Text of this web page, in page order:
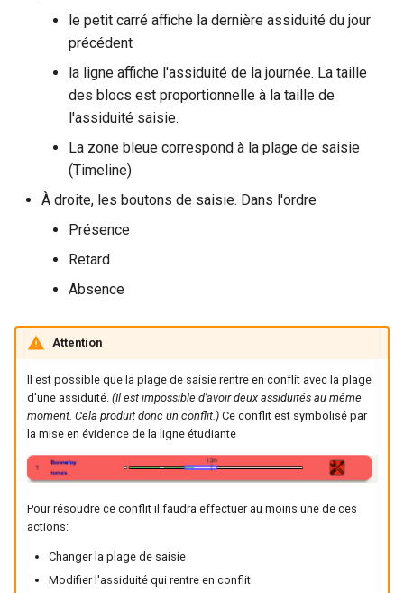
le petit carré affiche la dernière assiduité du jour
précédent
la ligne affiche l'assiduité de la journée. La taille
des blocs est proportionnelle à la taille de
l'assiduité saisie.
La zone bleue correspond à la plage de saisie
(Timeline)
À droite, les boutons de saisie. Dans l'ordre
Présence
Retard
Absence
Attention
Il est possible que la plage de saisie rentre en conflit avec la plage
d'une assiduité. (Il est impossible d'avoir deux assiduités au même
moment. Cela produit donc un conflit.)Ce conflit est symbolisé par
la mise en évidence de la ligne étudiante
Pour résoudre ce conflit il faudra effectuer au moins une de ces
actions:
Changer la plage de saisie
Modifier l'assiduité qui rentre en conflit